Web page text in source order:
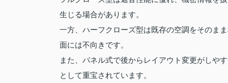
生じる場合があります。
一方、ハーフクローズ型は既存の空調をそのま
面には不向きです。
また、パネル式で後からレイアウト変更がしや
として重宝されています。